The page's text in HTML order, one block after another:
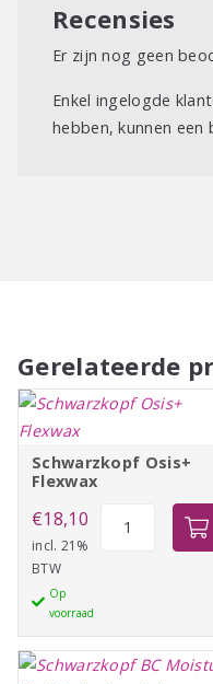
Recensies
Er zijn nog geen
Enkel ingelogde
hebben, kunnen een
Gerelateerde
Schwarzkopf Osis+
Flexwax
€18,10
incl. 21%
BTW
Op
voorraad
Schwarzkopf